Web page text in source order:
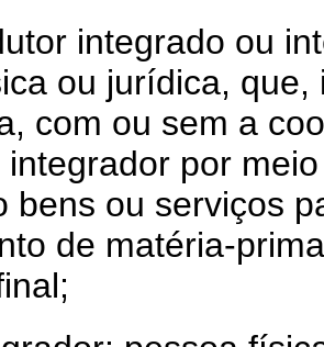
integrado ou
ou jurídica,
com ou sem a
por
bens ou serviços
de matéria-